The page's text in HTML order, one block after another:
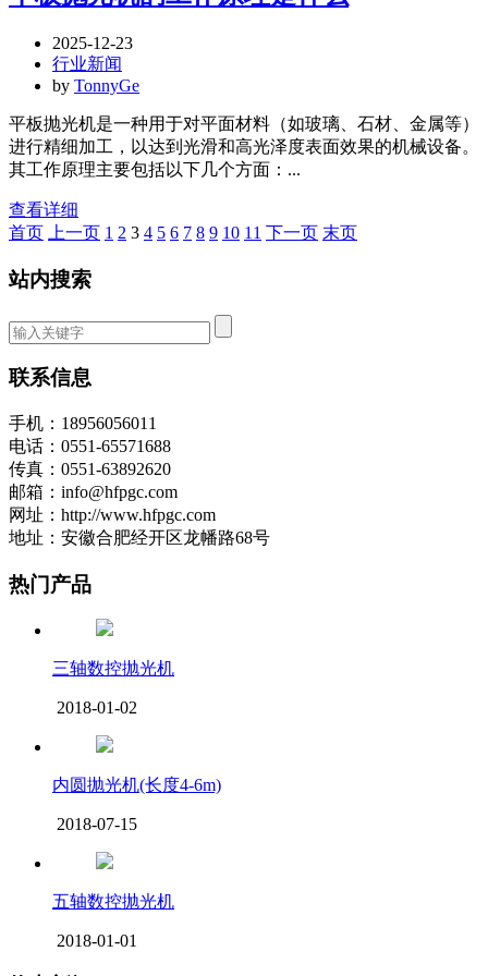
2025-12-23
行业新闻
by TonnyGe
平板抛光机是一种用于对平面材料（如玻璃、石材、金属等）
进行精细加工，以达到光滑和高光泽度表面效果的机械设备。
其工作原理主要包括以下几个方面：...
查看详细
首页
上一页 1 2 3 4 5 6 7 8 9 10 11 下一页 末页
站内搜索
联系信息
手机：18956056011
电话：0551-65571688
传真：0551-63892620
邮箱：info@hfpgc.com
网址：http://www.hfpgc.com
地址：安徽合肥经开区龙幡路68号
热门产品
三轴数控抛光机
2018-01-02
内圆抛光机(长度4-6m)
2018-07-15
五轴数控抛光机
2018-01-01